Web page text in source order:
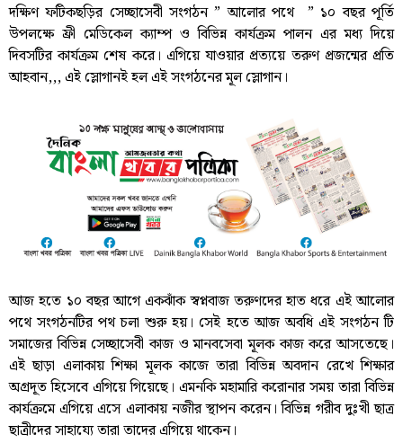
দক্ষিণ ফটিকছড়ির সেচ্ছাসেবী সংগঠন ” আলোর পথে ” ১০ বছর পূর্তি
উপলক্ষে ফ্রী মেডিকেল ক্যাম্প ও বিভিন্ন কার্যক্রম পালন এর মধ্য দিয়ে
দিবসটির কার্যক্রম শেষ করে। এগিয়ে যাওয়ার প্রত্যয়ে তরুণ প্রজন্মের প্রতি
আহবান,,, এই স্লোগানই হল এই সংগঠনের মূল স্লোগান।
আজ হতে ১০ বছর আগে একঝাঁক স্বপ্নবাজ তরুণদের হাত ধরে এই আলোর
পথে সংগঠনটির পথ চলা শুরু হয়। সেই হতে আজ অবধি এই সংগঠন টি
সমাজের বিভিন্ন সেচ্ছাসেবী কাজ ও মানবসেবা মূলক কাজ করে আসতেছে।
এই ছাড়া এলাকায় শিক্ষা মূলক কাজে তারা বিভিন্ন অবদান রেখে শিক্ষার
অগ্রদূত হিসেবে এগিয়ে গিয়েছে। এমনকি মহামারি করোনার সময় তারা বিভিন্ন
কার্যক্রমে এগিয়ে এসে এলাকায় নজীর স্থাপন করেন। বিভিন্ন গরীব দুঃখী ছাত্র
ছাত্রীদের সাহায্যে তারা তাদের এগিয়ে থাকেন।